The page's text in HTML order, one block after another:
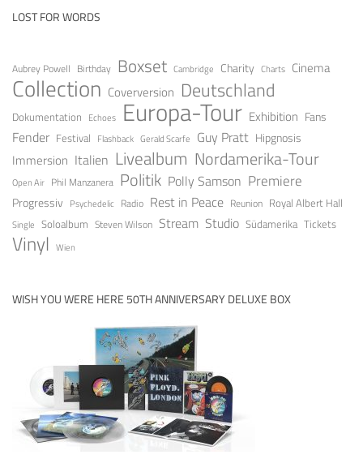
LOST FOR WORDS
Aubrey Powell Birthday Boxset Cambridge Charity Charts Cinema
Collection Coverversion Deutschland
Dokumentation Echoes Europa-Tour Exhibition Fans
Fender Festival Flashback Gerald Scarfe Guy Pratt Hipgnosis
Immersion Italien Livealbum Nordamerika-Tour
Open Air Phil Manzanera Politik Polly Samson Premiere
Progressiv Psychedelic Radio Rest in Peace Reunion Royal Albert Hall
Single Soloalbum Steven Wilson Stream Studio Südamerika Tickets
Vinyl Wien
WISH YOU WERE HERE 50TH ANNIVERSARY DELUXE BOX